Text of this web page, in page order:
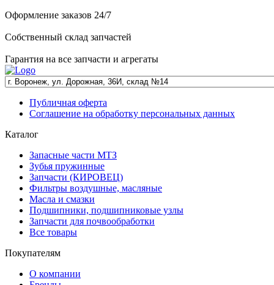
Оформление заказов 24/7
Собственный склад запчастей
Гарантия на все запчасти и агрегаты
Публичная оферта
Соглашение на обработку персональных данных
Каталог
Запасные части МТЗ
Зубья пружинные
Запчасти (КИРОВЕЦ)
Фильтры воздушные, масляные
Масла и смазки
Подшипники, подшипниковые узлы
Запчасти для почвообработки
Все товары
Покупателям
О компании